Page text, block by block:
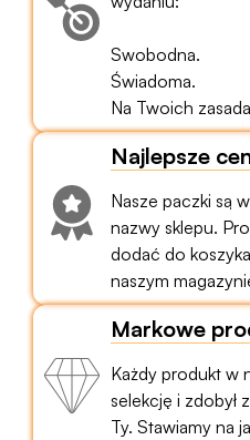
Swobodna.
Świadoma.
Na Twoich
Najlepsze
Nasze paczki są
nazwy sklepu.
dodać do
naszym
Markowe
Każdy produkt w
selekcję i zdobył
Ty. Stawiamy na